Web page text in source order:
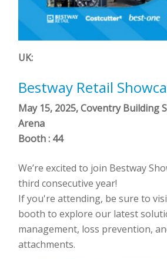
UK:
Bestway Retail
May 15, 2025, Coventry Building
Arena
Booth : 44
We’re excited to join Bestway
third consecutive year!
If you're attending, be sure to
booth to explore our latest
management, loss prevention,
attachments.